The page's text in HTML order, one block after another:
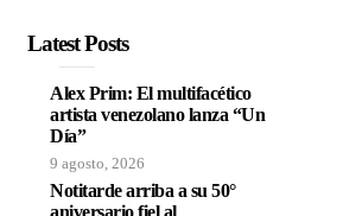
Latest Posts
Alex Prim: El multifacético
artista venezolano lanza “Un
Día”
9 agosto, 2026
Notitarde arriba a su 50°
aniversario fiel al